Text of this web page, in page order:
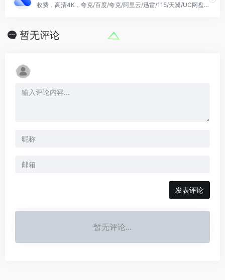
收费，高清4K，夸克/百度/夸克/阿里云/迅雷/115/天翼/UC网盘搜索
暂无评论
发表评论
暂无评论...